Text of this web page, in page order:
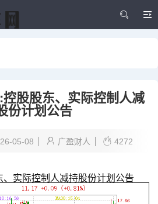
股股东、实际控制人减
份计划公告
05-08 广盈财人 4272
实际控制人减持股份计划公告